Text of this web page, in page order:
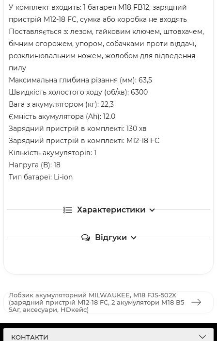
У комплект входить: 1 батарея M18 FB12, зарядний
пристрій M12-18 FC, сумка або коробка не входять
Поставляється з: лезом, гайковим ключем, штовхачем,
бічним огорожем, упором, собачками проти віддачі,
розклинювальним ножем, жолобом для відведення
пилу
Максимальна глибина різання (мм): 63,5
Швидкість холостого ходу (об/хв): 6300
Вага з акумулятором (кг): 22,3
Ємність акумулятора (Ah): 12.0
Зарядний пристрій в комплекті: 130 хв
Зарядний пристрій в комплекті: M12-18 FC
Кількість акумуляторів: 1
Напруга (В): 18
Тип батареї: Li-ion
Характеристики
Відгуки
Лобзик акумуляторний MILWAUKEE, M18 FJS-502X
(зарядний пристрій M12-18 FC, 2 акумулятори М18 В5
5Аг, аксесуари, HDкейс)
КОНТАКТИ